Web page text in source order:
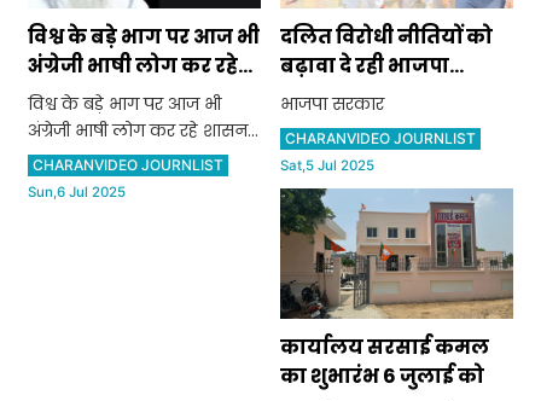
विश्व के बड़े भाग पर आज भी
अंग्रेजी भाषी लोग कर रहे
शासन: ठाकुर दलीप सिंह
विश्व के बड़े भाग पर आज भी
अंग्रेजी भाषी लोग कर रहे शासन:
ठाकुर दलीप सिंह
CHARANVIDEO JOURNLIST
Sun,6 Jul 2025
दलित विरोधी नीतियों को
बढ़ावा दे रही भाजपा
सरकार: कृष्ण जमालपुर
भाजपा सरकार
CHARANVIDEO JOURNLIST
Sat,5 Jul 2025
कार्यालय सरसाई कमल
का शुभारंभ 6 जुलाई को